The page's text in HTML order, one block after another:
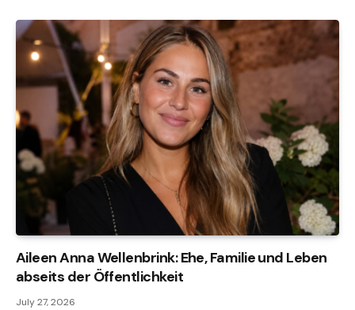
Aileen Anna Wellenbrink: Ehe, Familie und Leben
abseits der Öffentlichkeit
July 27, 2026